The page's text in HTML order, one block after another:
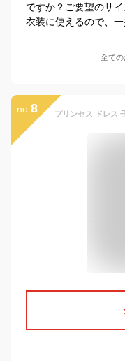
ですか？ご要望のサ
衣装に使えるので、一
全ての
no. 8